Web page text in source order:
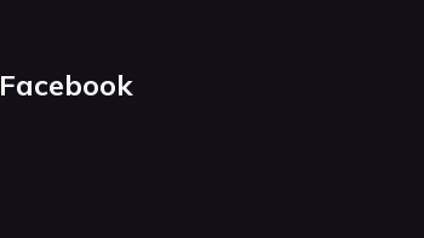
Facebook